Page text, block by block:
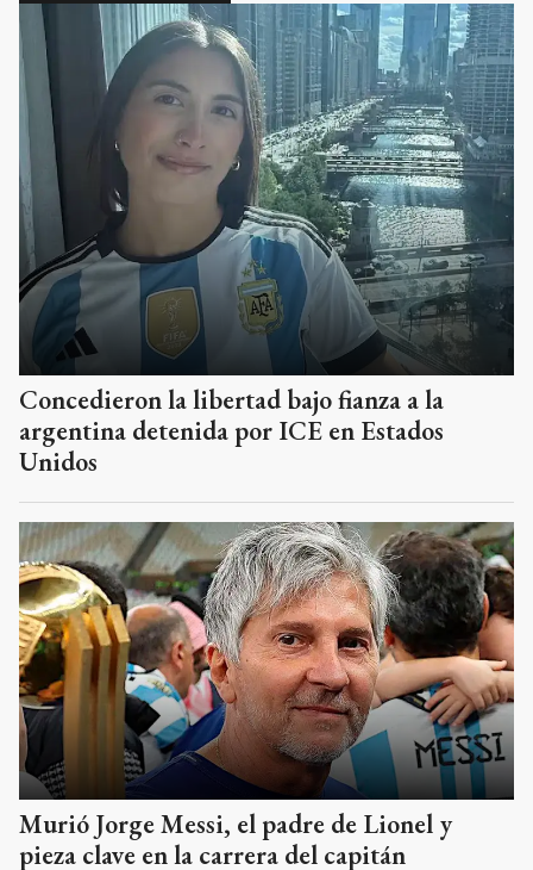
Concedieron la libertad bajo fianza a la
argentina detenida por ICE en Estados
Unidos
Murió Jorge Messi, el padre de Lionel y
pieza clave en la carrera del capitán